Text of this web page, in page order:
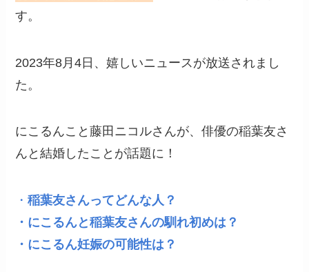
す。
2023年8月4日、嬉しいニュースが放送されまし
た。
にこるんこと藤田ニコルさんが、俳優の稲葉友さ
んと結婚したことが話題に！
・稲葉友さんってどんな人？
・にこるんと稲葉友さんの馴れ初めは？
・にこるん妊娠の可能性は？